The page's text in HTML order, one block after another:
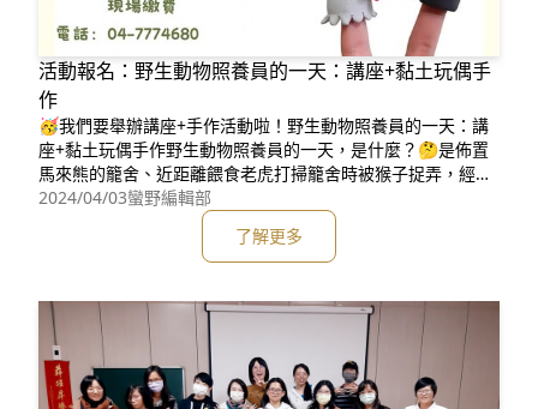
活動報名：野生動物照養員的一天：講座+黏土玩偶手
作
🥳我們要舉辦講座+手作活動啦！野生動物照養員的一天：講
座+黏土玩偶手作野生動物照養員的一天，是什麼？🤔是佈置
馬來熊的籠舍、近距離餵食老虎打掃籠舍時被猴子捉弄，經歷
動物離開世界充滿溫馨和辛酸的職業生活，帶給大家認識👉報
名連結：https://reurl.cc/zl0oX0⏰時間：4/14(日)14:00-15:3
0，30分講座＋60分手作🐬地點：台灣白海豚媽祖宮，彰化縣
鹿港鎮中山路102號👨&zwj
2024/04/03蠻野編輯部
了解更多